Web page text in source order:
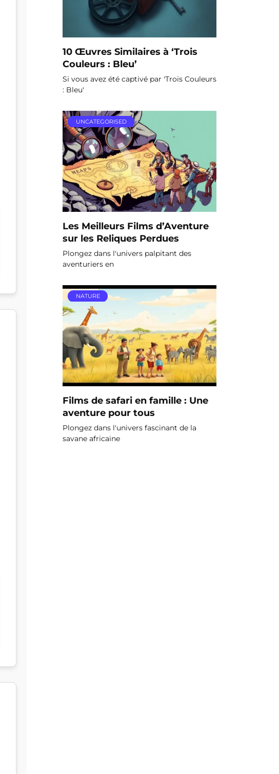
10 Œuvres Similaires à ‘Trois
Couleurs : Bleu’
Si vous avez été captivé par 'Trois Couleurs
: Bleu'
UNCATEGORISED
Les Meilleurs Films d’Aventure
sur les Reliques Perdues
Plongez dans l'univers palpitant des
aventuriers en
NATURE
Films de safari en famille : Une
aventure pour tous
Plongez dans l'univers fascinant de la
savane africaine